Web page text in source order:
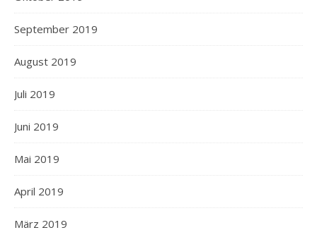
September 2019
August 2019
Juli 2019
Juni 2019
Mai 2019
April 2019
März 2019